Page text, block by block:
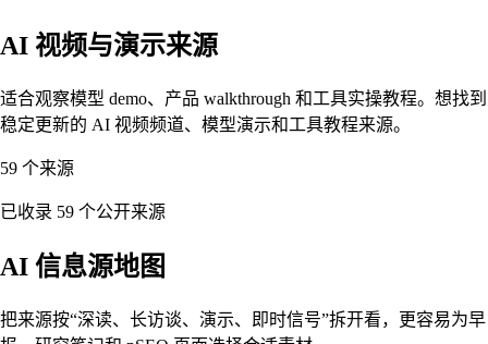
AI 视频与演示来源
适合观察模型 demo、产品 walkthrough 和工具实操教程。想找到
稳定更新的 AI 视频频道、模型演示和工具教程来源。
59 个来源
已收录 59 个公开来源
AI 信息源地图
把来源按“深读、长访谈、演示、即时信号”拆开看，更容易为早